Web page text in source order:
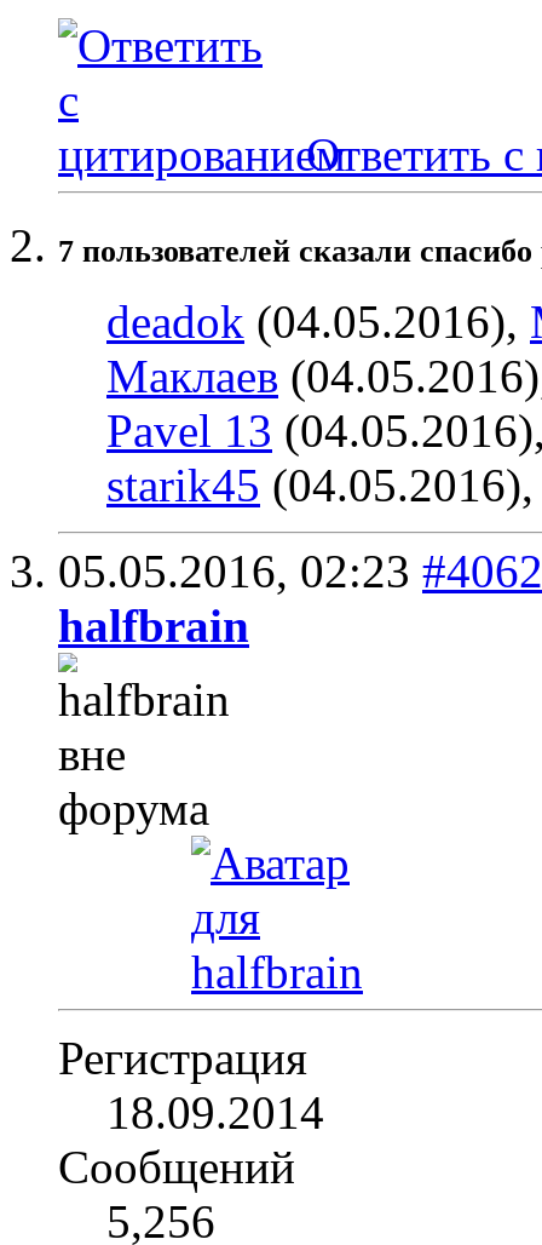
Ответить с
7 пользователей сказали
deadok (04.05.2016),
Маклаев
Pavel 13
starik45
05.05.2016, 02:23 #4062
halfbrain
Регистрация
18.09.2014
Сообщений
5,256